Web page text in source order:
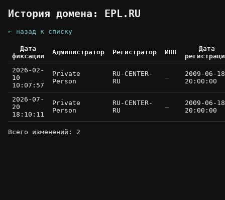
История домена: EPL.RU
← назад к списку
Дата
фиксации
Администратор Регистратор ИНН
Дата
2026-02-
10
10:07:57
Private
Person
RU-CENTER-
RU
—
2009-06-18
20:00:00
2026-07-
20
18:10:11
Private
Person
RU-CENTER-
RU
—
2009-06-18
20:00:00
Всего изменений: 2